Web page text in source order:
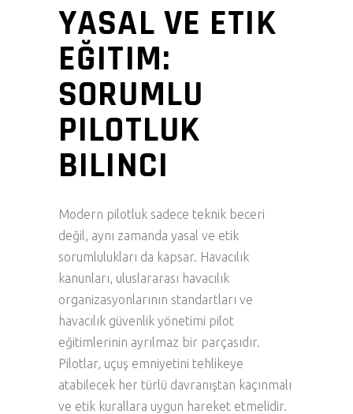
YASAL VE ETIK
EĞITIM:
SORUMLU
PILOTLUK
BILINCI
Modern pilotluk sadece teknik beceri
değil, aynı zamanda yasal ve etik
sorumlulukları da kapsar. Havacılık
kanunları, uluslararası havacılık
organizasyonlarının standartları ve
havacılık güvenlik yönetimi pilot
eğitimlerinin ayrılmaz bir parçasıdır.
Pilotlar, uçuş emniyetini tehlikeye
atabilecek her türlü davranıştan kaçınmalı
ve etik kurallara uygun hareket etmelidir.